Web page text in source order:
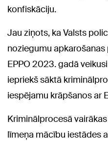
konfiskāciju.
Jau ziņots, ka Valsts
noziegumu
EPPO 2023. gadā
iepriekš sāktā
iespējamu krāpšanos ar
Kriminālprocesā
līmeņa mācību iestādes